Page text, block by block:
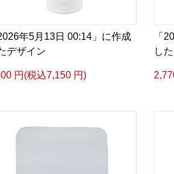
2026年5月13日 00:14」に作成
デザイン
円(税込7,150 円)
「
し